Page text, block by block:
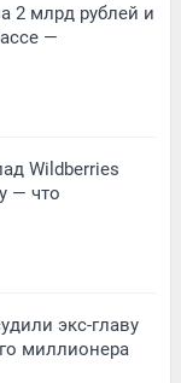
2 млрд рублей и
—
Wildberries
— что
экс-главу
миллионера